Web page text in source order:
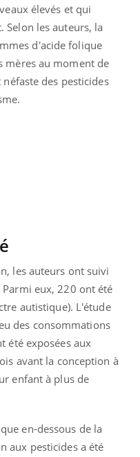
élevés et qui
les auteurs, la
d'acide folique
mères au moment de
des pesticides
les auteurs ont suivi
Parmi eux, 220 ont été
autistique). L'étude
des consommations
été exposées aux
avant la conception à
enfant à plus de
en-dessous de la
aux pesticides a été